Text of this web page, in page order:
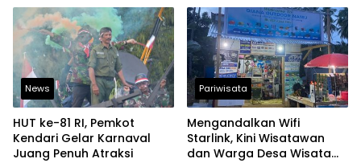
News
HUT ke-81 RI, Pemkot
Kendari Gelar Karnaval
Juang Penuh Atraksi
Pariwisata
Mengandalkan Wifi
Starlink, Kini Wisatawan
dan Warga Desa Wisata